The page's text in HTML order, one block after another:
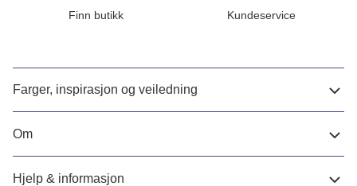
Finn butikk Kundeservice
Farger, inspirasjon og veiledning
Om
Hjelp & informasjon